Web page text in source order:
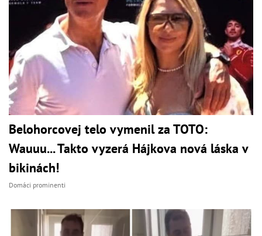
Belohorcovej telo vymenil za TOTO:
Wauuu... Takto vyzerá Hájkova nová láska v
bikinách!
Domáci prominenti